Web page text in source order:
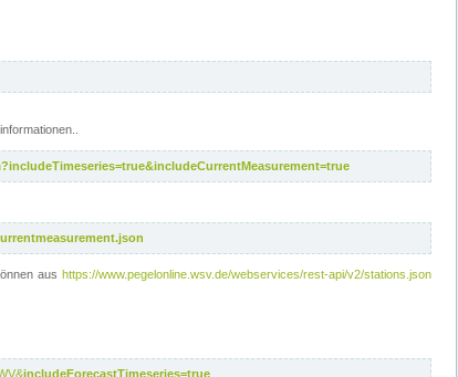
?includeTimeseries=true&includeCurrentMeasurement=true
aushttps://www.pegelonline.wsv.de/webservices/rest-api/v2/stations.json
includeForecastTimeseries=true